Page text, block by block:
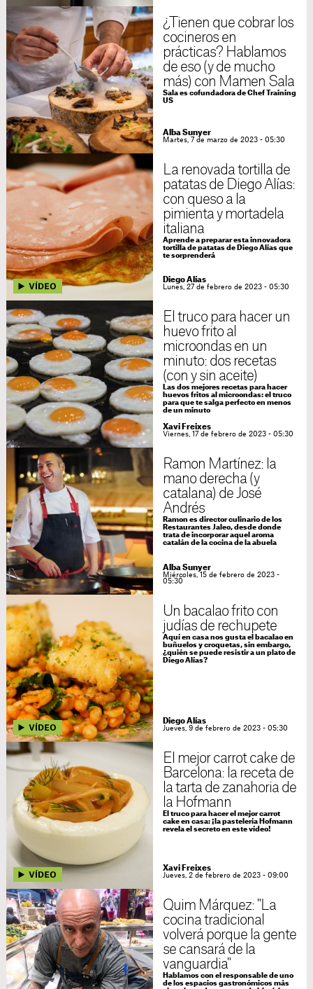
¿Tienen que cobrar los
cocineros en
prácticas? Hablamos
de eso (y de mucho
más) con Mamen Sala
Sala es cofundadora de Chef Training
US
Alba Sunyer
Martes, 7 de marzo de 2023 - 05:30
La renovada tortilla de
patatas de Diego Alías:
con queso a la
pimienta y mortadela
italiana
Aprende a preparar esta innovadora
tortilla de patatas de Diego Alías que
te sorprenderá
Diego Alías
Lunes, 27 de febrero de 2023 - 05:30
El truco para hacer un
huevo frito al
microondas en un
minuto: dos recetas
(con y sin aceite)
Las dos mejores recetas para hacer
huevos fritos al microondas: el truco
para que te salga perfecto en menos
de un minuto
Xavi Freixes
Viernes, 17 de febrero de 2023 - 05:30
Ramon Martínez: la
mano derecha (y
catalana) de José
Andrés
Ramon es director culinario de los
Restaurantes Jaleo, desde donde
trata de incorporar aquel aroma
catalán de la cocina de la abuela
Alba Sunyer
Miércoles, 15 de febrero de 2023 -
05:30
Un bacalao frito con
judías de rechupete
Aquí en casa nos gusta el bacalao en
buñuelos y croquetas, sin embargo,
¿quién se puede resistir a un plato de
Diego Alías?
Diego Alías
Jueves, 9 de febrero de 2023 - 05:30
El mejor carrot cake de
Barcelona: la receta de
la tarta de zanahoria de
la Hofmann
El truco para hacer el mejor carrot
cake en casa: ¡la pastelería Hofmann
revela el secreto en este vídeo!
Xavi Freixes
Jueves, 2 de febrero de 2023 - 09:00
Quim Márquez: "La
cocina tradicional
volverá porque la gente
se cansará de la
vanguardia"
Hablamos con el responsable de uno
de los espacios gastronómicos más